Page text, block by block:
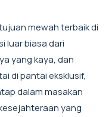
mewah terbaik di
luar biasa dari
yang kaya, dan
di pantai eksklusif,
dalam masakan
yang